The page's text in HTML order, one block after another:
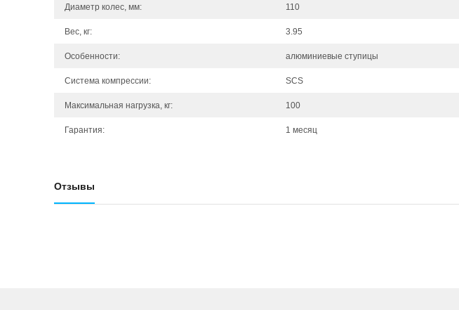
Диаметр колес, мм: 110
Вес, кг: 3.95
Особенности: алюминиевые ступицы
Система компрессии: SCS
Максимальная нагрузка, кг: 100
Гарантия: 1 месяц
Отзывы